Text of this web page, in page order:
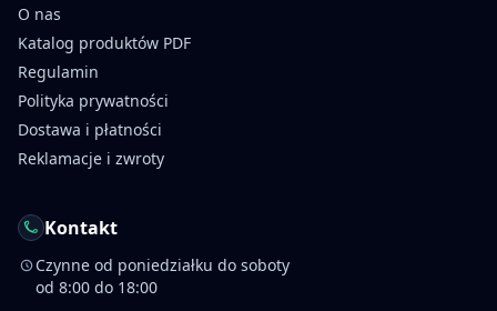
O nas
Katalog produktów PDF
Regulamin
Polityka prywatności
Dostawa i płatności
Reklamacje i zwroty
Kontakt
Czynne od poniedziałku do soboty
od 8:00 do 18:00